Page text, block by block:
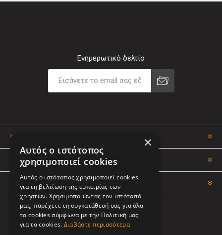
Ενημερωτικό δελτίο
Ο ΛΟΓΑΡΙΑΣΜΌΣ ΜΟΥ
ΕΡΓΑΛΕΊΑ ΣΕΛΊΔΑΣ
ΑΚΟΛΟΥΘΉΣΤΕ ΜΑΣ
×
Αυτός ο ιστότοπος
χρησιμοποιεί cookies
Αυτός ο ιστότοπος χρησιμοποιεί cookies
για τη βελτίωση της εμπειρίας των
χρηστών. Χρησιμοποιώντας τον ιστότοπό
μας, παρέχετε τη συγκατάθεσή σας για όλα
τα cookies σύμφωνα με την Πολιτική μας
για τα cookies. Διαβάστε περισσότερα